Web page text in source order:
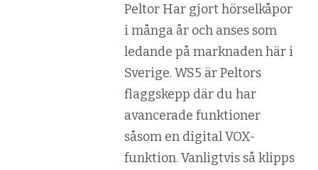
Peltor Har gjort hörselkåpor
i många år och anses som
ledande på marknaden här i
Sverige. WS5 är Peltors
flaggskepp där du har
avancerade funktioner
såsom en digital VOX-
funktion. Vanligtvis så klipps